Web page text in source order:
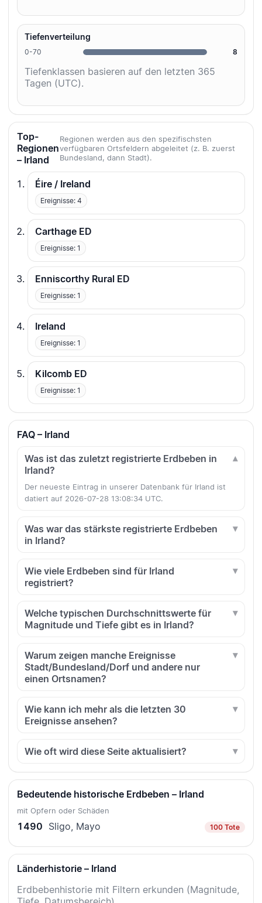
Tiefenverteilung
0-70 8
Tiefenklassen basieren auf den letzten 365
Tagen (UTC).
Top-
Regionen
– Irland
Regionen werden aus den spezifischsten
verfügbaren Ortsfeldern abgeleitet (z. B. zuerst
Bundesland, dann Stadt).
Éire / Ireland
Ereignisse: 4
Carthage ED
Ereignisse: 1
Enniscorthy Rural ED
Ereignisse: 1
Ireland
Ereignisse: 1
Kilcomb ED
Ereignisse: 1
FAQ – Irland
Was ist das zuletzt registrierte Erdbeben in
Irland?
Der neueste Eintrag in unserer Datenbank für Irland ist
datiert auf 2026-07-28 13:08:34 UTC.
Was war das stärkste registrierte Erdbeben
in Irland?
Wie viele Erdbeben sind für Irland
registriert?
Welche typischen Durchschnittswerte für
Magnitude und Tiefe gibt es in Irland?
Warum zeigen manche Ereignisse
Stadt/Bundesland/Dorf und andere nur
einen Ortsnamen?
Wie kann ich mehr als die letzten 30
Ereignisse ansehen?
Wie oft wird diese Seite aktualisiert?
Bedeutende historische Erdbeben – Irland
mit Opfern oder Schäden
1490 Sligo, Mayo 100 Tote
Länderhistorie – Irland
Erdbebenhistorie mit Filtern erkunden (Magnitude,